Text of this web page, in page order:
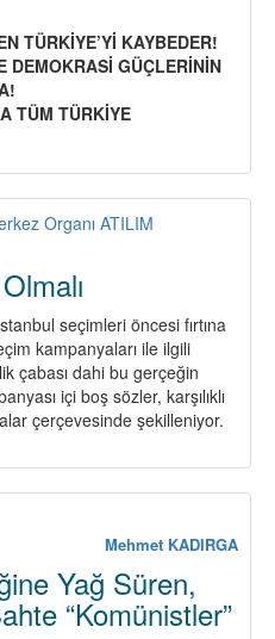
TÜRKİYE’Yİ KAYBEDER!
DEMOKRASİ GÜÇLERİNİN
TÜM TÜRKİYE
seçimleri öncesi fırtına
kampanyaları ile ilgili
çabası dahi bu gerçeğin
içi boş sözler, karşılıklı
çerçevesinde şekilleniyor.
Mehmet KADIRGA
Yağ Süren,
“Komünistler”